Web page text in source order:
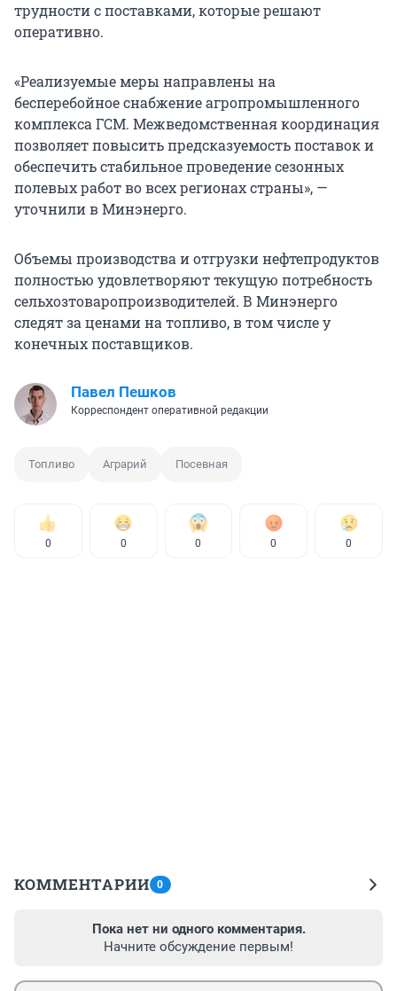
трудности с поставками, которые решают
оперативно.
«Реализуемые меры направлены на
бесперебойное снабжение агропромышленного
комплекса ГСМ. Межведомственная координация
позволяет повысить предсказуемость поставок и
обеспечить стабильное проведение сезонных
полевых работ во всех регионах страны», —
уточнили в Минэнерго.
Объемы производства и отгрузки нефтепродуктов
полностью удовлетворяют текущую потребность
сельхозтоваропроизводителей. В Минэнерго
следят за ценами на топливо, в том числе у
конечных поставщиков.
Павел Пешков
Корреспондент оперативной редакции
Топливо Аграрий Посевная
0 0 0 0 0
КОММЕНТАРИИ 0
Пока нет ни одного комментария.
Начните обсуждение первым!